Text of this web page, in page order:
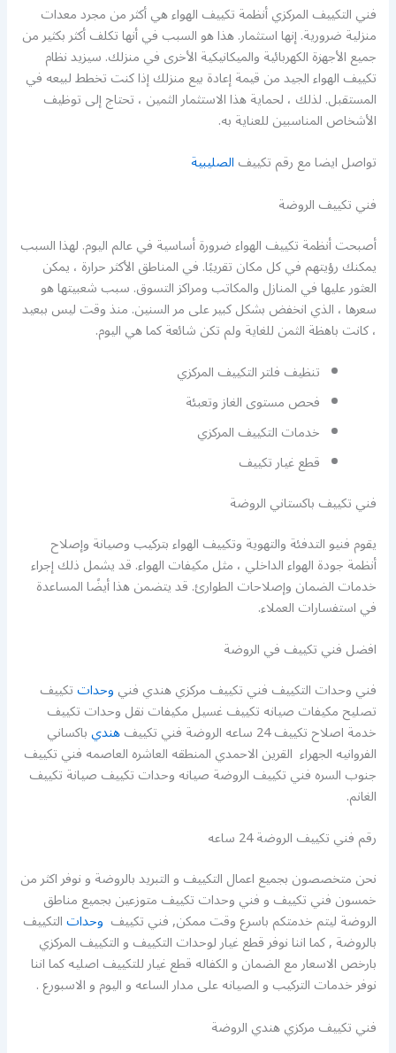
فني التكييف المركزي أنظمة تكييف الهواء هي أكثر من مجرد معدات
منزلية ضرورية. إنها استثمار. هذا هو السبب في أنها تكلف أكثر بكثير من
جميع الأجهزة الكهربائية والميكانيكية الأخرى في منزلك. سيزيد نظام
تكييف الهواء الجيد من قيمة إعادة بيع منزلك إذا كنت تخطط لبيعه في
المستقبل. لذلك ، لحماية هذا الاستثمار الثمين ، تحتاج إلى توظيف
الأشخاص المناسبين للعناية به.
تواصل ايضا مع رقم تكييفالصليبية
فني تكييف الروضة
أصبحت أنظمة تكييف الهواء ضرورة أساسية في عالم اليوم. لهذا السبب
يمكنك رؤيتهم في كل مكان تقريبًا. في المناطق الأكثر حرارة ، يمكن
العثور عليها في المنازل والمكاتب ومراكز التسوق. سبب شعبيتها هو
سعرها ، الذي انخفض بشكل كبير على مر السنين. منذ وقت ليس ببعيد
، كانت باهظة الثمن للغاية ولم تكن شائعة كما هي اليوم.
تنظيف فلتر التكييف المركزي
فحص مستوى الغاز وتعبئة
خدمات التكييف المركزي
قطع غيار تكييف
فني تكييف باكستاني الروضة
يقوم فنيو التدفئة والتهوية وتكييف الهواء بتركيب وصيانة وإصلاح
أنظمة جودة الهواء الداخلي ، مثل مكيفات الهواء. قد يشمل ذلك إجراء
خدمات الضمان وإصلاحات الطوارئ. قد يتضمن هذا أيضًا المساعدة
في استفسارات العملاء.
افضل فني تكييف في الروضة
فني وحدات التكييف فني تكييف مركزي هندي فنيوحداتتكييف
تصليح مكيفات صيانه تكييف غسيل مكيفات نقل وحدات تكييف
خدمة اصلاح تكييف 24 ساعه الروضة فني تكييف هنديباكساني
الفروانيه الجهراء القرين الاحمدي المنطقه العاشره العاصمه فني تكييف
جنوب السره فني تكييف الروضة صيانه وحدات تكييف صيانة تكييف
الغانم.
رقم فني تكييف الروضة 24 ساعه
نحن متخصصون بجميع اعمال التكييف و التبريد بالروضة و نوفر اكثر من
خمسون فني تكييف و فني وحدات تكييف متوزعين بجميع مناطق
الروضة ليتم خدمتكم باسرع وقت ممكن, فني تكييف وحداتالتكييف
بالروضة , كما اننا نوفر قطع غيار لوحدات التكييف و التكييف المركزي
بارخص الاسعار مع الضمان و الكفاله قطع غيار للتكييف اصليه كما اننا
نوفر خدمات التركيب و الصيانه على مدار الساعه و اليوم و الاسبورع .
فني تكييف مركزي هندي الروضة